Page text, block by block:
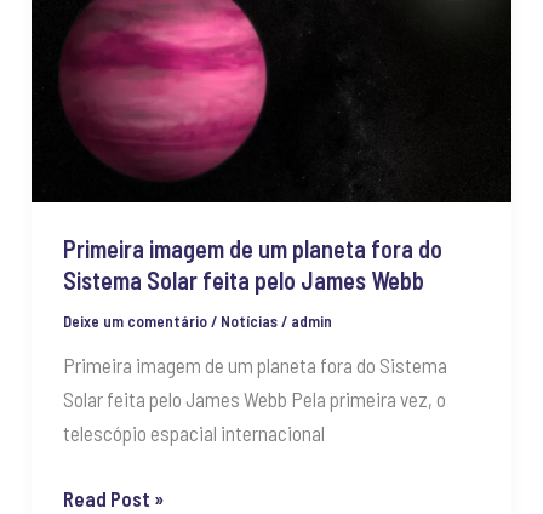
Primeira imagem de um planeta fora do
Sistema Solar feita pelo James Webb
Deixe um comentário / Notícias/ admin
Primeira imagem de um planeta fora do Sistema
Solar feita pelo James Webb Pela primeira vez, o
telescópio espacial internacional
de
um
planeta
fora
do
feita
pelo
James
Webb
Read Post »